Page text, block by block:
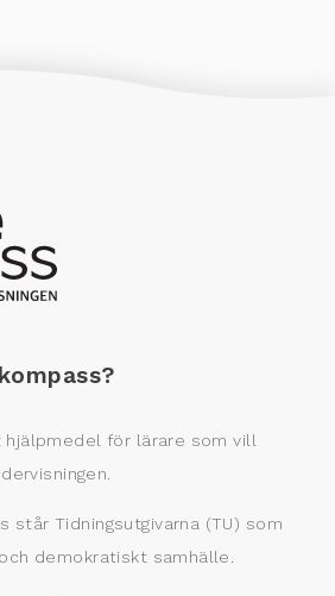
hjälpmedel för lärare som vill
står Tidningsutgivarna (TU) som
demokratiskt samhälle.
av Gota Media Brand Studio